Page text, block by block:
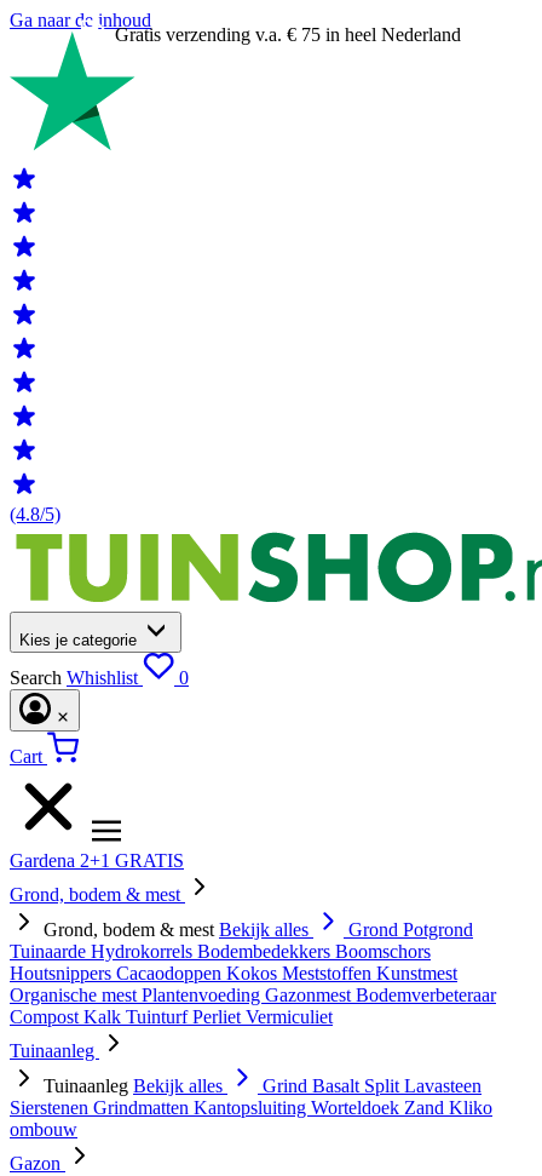
Ga naar de inhoud
Gratis verzending v.a. € 75 in heel Nederland
(4.8/5)
Kies je categorie
Search Whishlist 0
Cart
Gardena 2+1 GRATIS
Grond, bodem & mest
Grond, bodem & mest Bekijk alles Grond Potgrond
Tuinaarde Hydrokorrels Bodembedekkers Boomschors
Houtsnippers Cacaodoppen Kokos Meststoffen Kunstmest
Organische mest Plantenvoeding Gazonmest Bodemverbeteraar
Compost Kalk TuinturfPerliet Vermiculiet
Tuinaanleg
Tuinaanleg Bekijk alles Grind Basalt Split Lavasteen
Sierstenen Grindmatten Kantopsluiting Worteldoek Zand Kliko
ombouw
Gazon